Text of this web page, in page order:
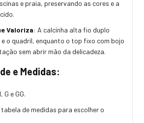
e praia, preservando as cores e a
Valoriza: A calcinha alta fio duplo
o quadril, enquanto o top fixo com bojo
sem abrir mão da delicadeza.
e Medidas:
G e GG.
de medidas para escolher o